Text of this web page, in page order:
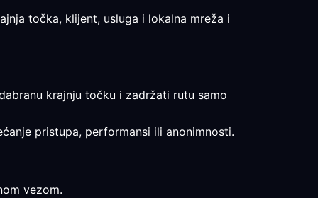
točka, klijent, usluga i lokalna mreža i
krajnju točku i zadržati rutu samo
pristupa, performansi ili anonimnosti.
vezom.